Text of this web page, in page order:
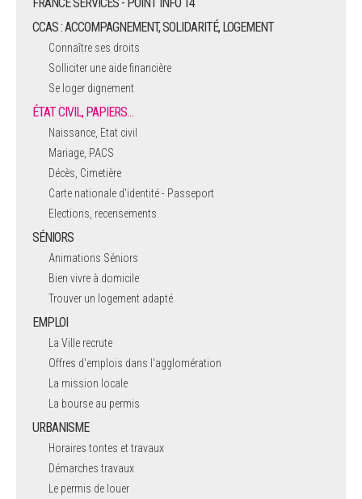
CCAS : ACCOMPAGNEMENT, SOLIDARITÉ, LOGEMENT
Connaître ses droits
Solliciter une aide financière
Se loger dignement
ÉTAT CIVIL, PAPIERS…
Naissance, Etat civil
Mariage, PACS
Décès, Cimetière
Carte nationale d'identité - Passeport
Elections, recensements
SÉNIORS
Animations Séniors
Bien vivre à domicile
Trouver un logement adapté
EMPLOI
La Ville recrute
Offres d'emplois dans l'agglomération
La mission locale
La bourse au permis
URBANISME
Horaires tontes et travaux
Démarches travaux
Le permis de louer